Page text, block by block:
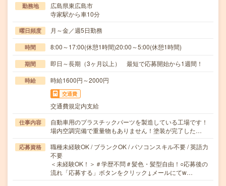
勤務地
広島県東広島市
寺家駅から車10分
曜日頻度 月～金／週5日勤務
時間 8:00～17:00(休憩1時間)20:00～5:00(休憩1時間)
期間 即日～長期（3ヶ月以上） 最短で応募開始から1週間！
時給 時給1600円～2000円
交通費
交通費規定内支給
仕事内容
自動車用のプラスチックパーツを製造している工場です！
場内空調完備で重量物もありません！塗装が完了した…
応募資格
職種未経験OK / ブランクOK / パソコンスキル不要 / 英語力
不要
＜未経験OK！＞＃学歴不問＃髪色・髪型自由！○応募後の
流れ「応募する」ボタンをクリック↓メールにてw…